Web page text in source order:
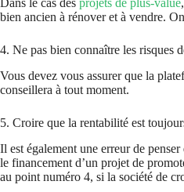
Dans le cas des projets de plus-value
bien ancien à rénover et à vendre.
4. Ne pas bien connaître les risques
Vous devez vous assurer que la
conseillera à tout moment.
5. Croire que la rentabilité est
Il est également une erreur de
le financement d’un projet de
au point numéro 4, si la société de